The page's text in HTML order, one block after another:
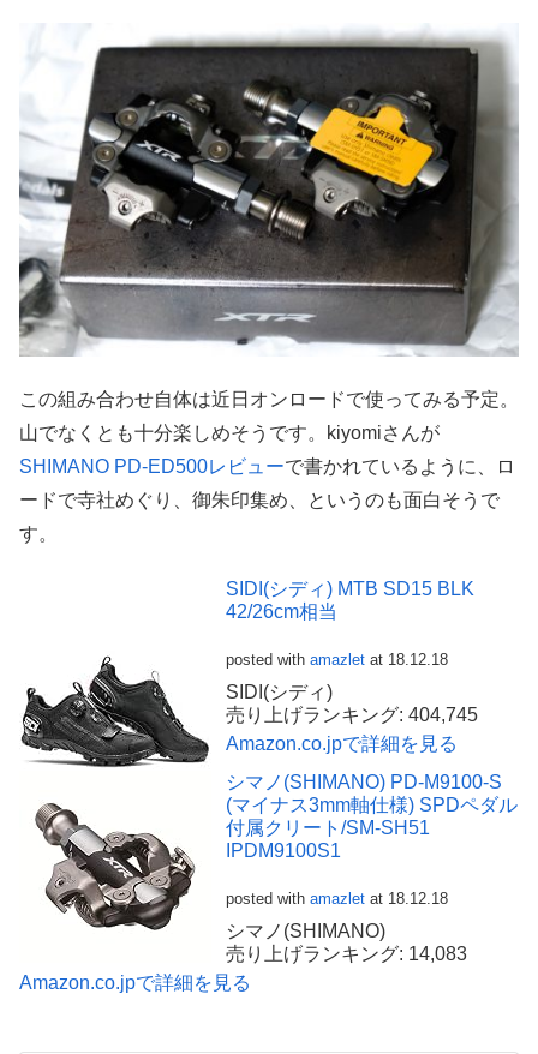
この組み合わせ自体は近日オンロードで使ってみる予定。
山でなくとも十分楽しめそうです。kiyomiさんが
SHIMANO PD-ED500レビューで書かれているように、ロ
ードで寺社めぐり、御朱印集め、というのも面白そうで
す。
SIDI(シディ) MTB SD15 BLK
42/26cm相当
posted with amazlet at 18.12.18
SIDI(シディ)
売り上げランキング: 404,745
Amazon.co.jpで詳細を見る
シマノ(SHIMANO) PD-M9100-S
(マイナス3mm軸仕様) SPDペダル
付属クリート/SM-SH51
IPDM9100S1
posted with amazlet at 18.12.18
シマノ(SHIMANO)
売り上げランキング: 14,083
Amazon.co.jpで詳細を見る